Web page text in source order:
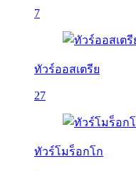
7
ทัวร์ออสเตรีย
27
ทัวร์โมร็อกโก